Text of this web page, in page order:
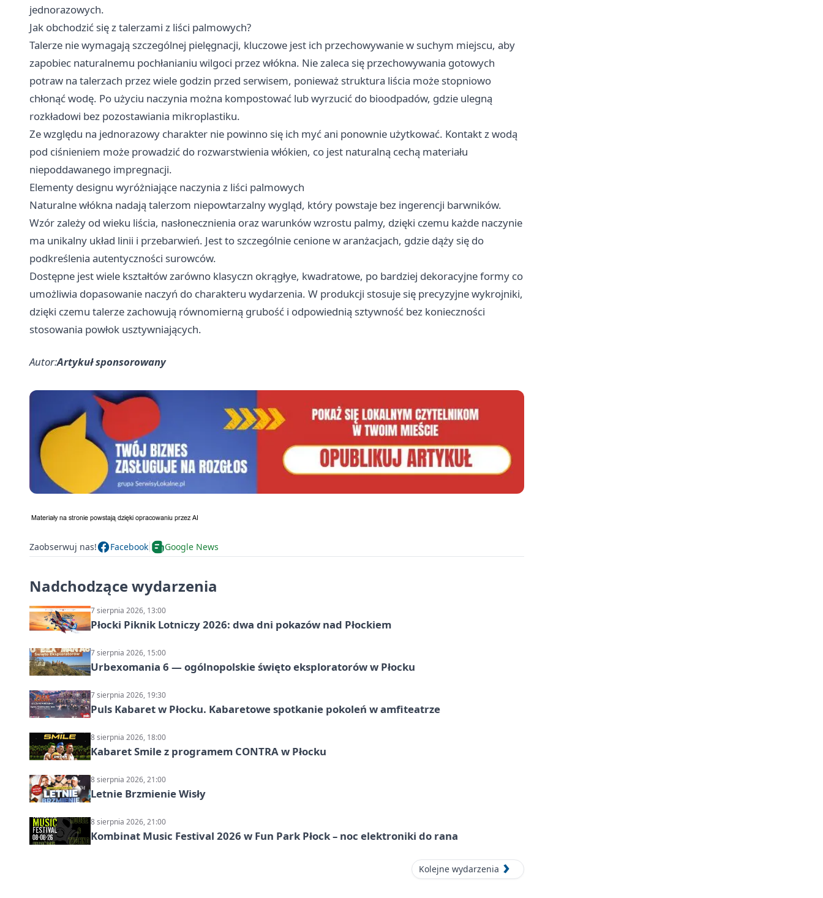
jednorazowych.
Jak obchodzić się z talerzami z liści palmowych?
Talerze nie wymagają szczególnej pielęgnacji, kluczowe jest ich przechowywanie w suchym miejscu, aby
zapobiec naturalnemu pochłanianiu wilgoci przez włókna. Nie zaleca się przechowywania gotowych
potraw na talerzach przez wiele godzin przed serwisem, ponieważ struktura liścia może stopniowo
chłonąć wodę. Po użyciu naczynia można kompostować lub wyrzucić do bioodpadów, gdzie ulegną
rozkładowi bez pozostawiania mikroplastiku.
Ze względu na jednorazowy charakter nie powinno się ich myć ani ponownie użytkować. Kontakt z wodą
pod ciśnieniem może prowadzić do rozwarstwienia włókien, co jest naturalną cechą materiału
niepoddawanego impregnacji.
Elementy designu wyróżniające naczynia z liści palmowych
Naturalne włókna nadają talerzom niepowtarzalny wygląd, który powstaje bez ingerencji barwników.
Wzór zależy od wieku liścia, nasłonecznienia oraz warunków wzrostu palmy, dzięki czemu każde naczynie
ma unikalny układ linii i przebarwień. Jest to szczególnie cenione w aranżacjach, gdzie dąży się do
podkreślenia autentyczności surowców.
Dostępne jest wiele kształtów zarówno klasyczn okrągłye, kwadratowe, po bardziej dekoracyjne formy co
umożliwia dopasowanie naczyń do charakteru wydarzenia. W produkcji stosuje się precyzyjne wykrojniki,
dzięki czemu talerze zachowują równomierną grubość i odpowiednią sztywność bez konieczności
stosowania powłok usztywniających.
Autor:Artykuł sponsorowany
Zaobserwuj nas! Facebook Google News
Nadchodzące wydarzenia
7 sierpnia 2026, 13:00
Płocki Piknik Lotniczy 2026: dwa dni pokazów nad Płockiem
7 sierpnia 2026, 15:00
Urbexomania 6 — ogólnopolskie święto eksploratorów w Płocku
7 sierpnia 2026, 19:30
Puls Kabaret w Płocku. Kabaretowe spotkanie pokoleń w amfiteatrze
8 sierpnia 2026, 18:00
Kabaret Smile z programem CONTRA w Płocku
8 sierpnia 2026, 21:00
Letnie Brzmienie Wisły
8 sierpnia 2026, 21:00
Kombinat Music Festival 2026 w Fun Park Płock – noc elektroniki do rana
Kolejne wydarzenia